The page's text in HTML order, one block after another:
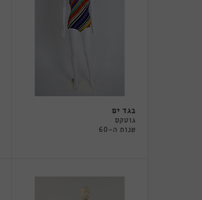
בגד ים
גוטקס
שנות ה-60